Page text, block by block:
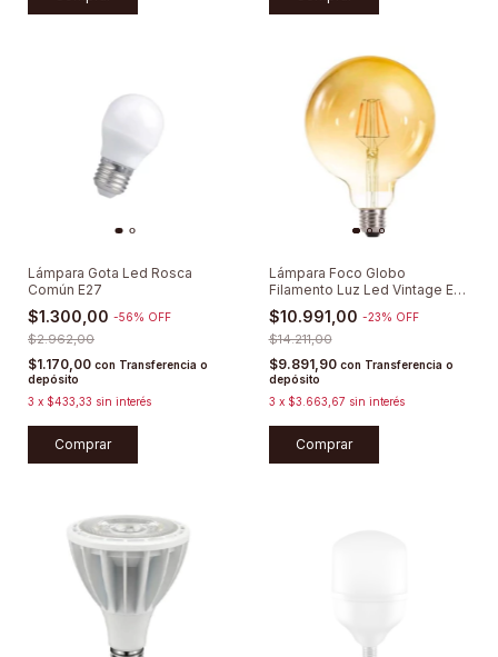
Lámpara Gota Led Rosca
Común E27
$1.300,00 -56% OFF
$2.962,00
$1.170,00 con Transferencia o
depósito
3 x $433,33 sin interés
Comprar
Lámpara Foco Globo
Filamento Luz Led Vintage E27
Cálida Deco
$10.991,00 -23% OFF
$14.211,00
$9.891,90 con Transferencia o
depósito
3 x $3.663,67 sin interés